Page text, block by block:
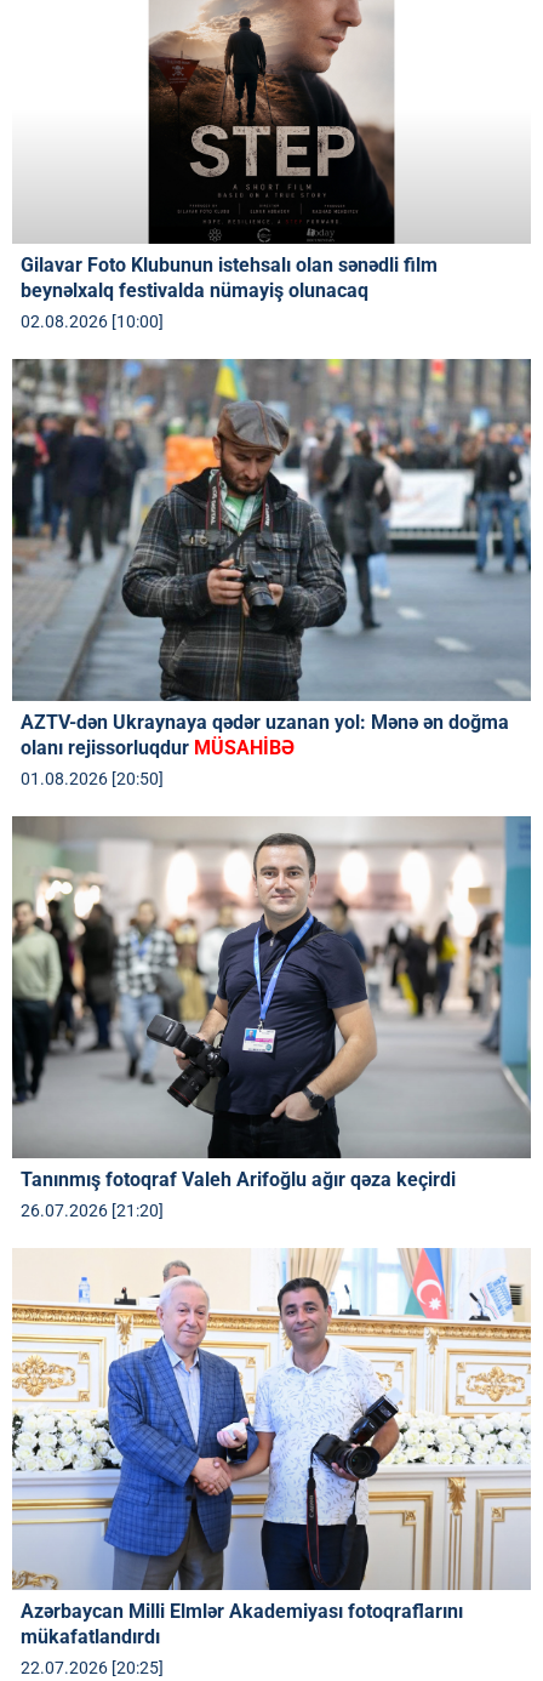
Gilavar Foto Klubunun istehsalı olan sənədli film
beynəlxalq festivalda nümayiş olunacaq
02.08.2026 [10:00]
AZTV-dən Ukraynaya qədər uzanan yol: Mənə ən doğma
olanı rejissorluqdur MÜSAHİBƏ
01.08.2026 [20:50]
Tanınmış fotoqraf Valeh Arifoğlu ağır qəza keçirdi
26.07.2026 [21:20]
Azərbaycan Milli Elmlər Akademiyası fotoqraflarını
mükafatlandırdı
22.07.2026 [20:25]